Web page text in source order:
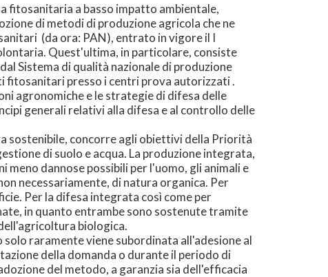
fitosanitaria a basso impatto ambientale,
di metodi di produzione agricola che ne
(da ora: PAN), entrato in vigore il I
Quest'ultima, in particolare, consiste
Sistema di qualità nazionale di produzione
presso i centri prova autorizzati .
agronomiche e le strategie di difesa delle
generali relativi alla difesa e al controllo delle
sostenibile, concorre agli obiettivi della Priorità
di suolo e acqua. La produzione integrata,
dannose possibili per l'uomo, gli animali e
necessariamente, di natura organica. Per
Per la difesa integrata così come per
in quanto entrambe sono sostenute tramite
biologica.
raramente viene subordinata all'adesione al
della domanda o durante il periodo di
del metodo, a garanzia sia dell'efficacia